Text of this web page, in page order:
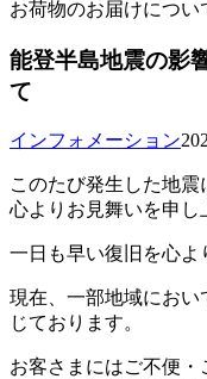
お荷物のお届けについ
能登半島地震の影
て
インフォメーション
このたび発生した地
心よりお見舞いを申し
一日も早い復旧を心よ
現在、一部地域にお
じております。
お客さまにはご不便